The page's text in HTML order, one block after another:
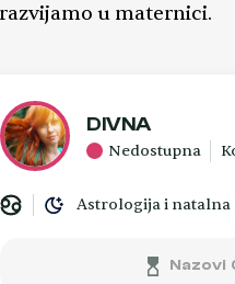
u maternici.
DIVNA
Nedostupna
Astrologija i natalna
Nazovi